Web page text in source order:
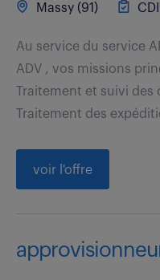
Massy (91) CDI
Au service du service
ADV , vos missions
Traitement et suivi
Traitement des
voir l'offre